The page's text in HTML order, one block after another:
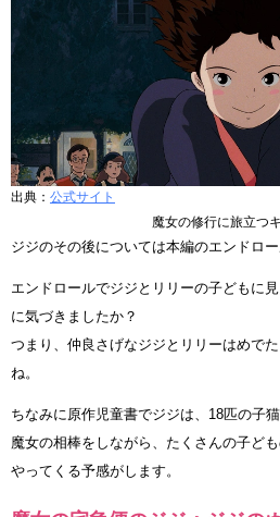
出典： 公式サイト
魔女の修行に旅立つ
ジジのその後については本編のエンドロ
エンドロールでジジとリリーの子どもに
に気づきましたか？
つまり、仲良さげなジジとリリーはめで
ね。
ちなみに原作児童書でジジは、18匹の子
魔女の相棒をしながら、たくさんの子ど
やってくる予感がします。